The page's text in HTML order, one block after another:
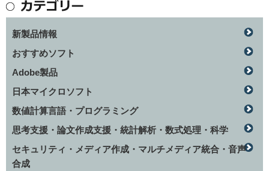
新製品情報
おすすめソフト
Adobe製品
日本マイクロソフト
数値計算言語・プログラミング
思考支援・論文作成支援・統計解析・数式処理・科学
セキュリティ・メディア作成・マルチメディア統合・音声
合成